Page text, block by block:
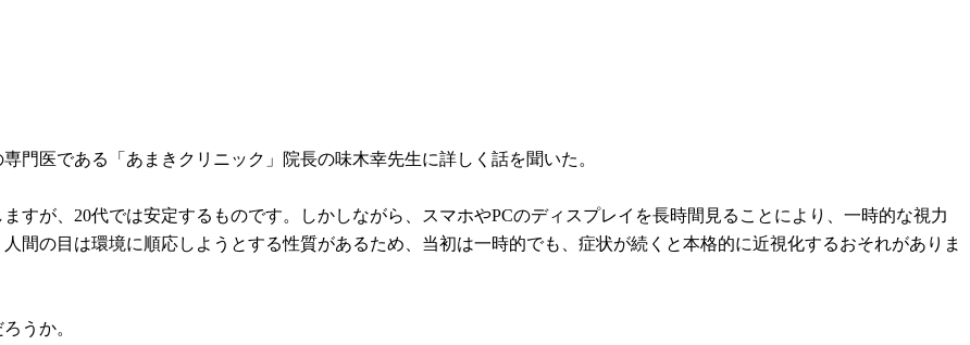
門医である「あまきクリニック」院長の味木幸先生に詳しく話を聞いた。
すが、20代では安定するものです。しかしながら、スマホやPCのディスプレイを長時間見ることにより、一時的な視力
間の目は環境に順応しようとする性質があるため、当初は一時的でも、症状が続くと本格的に近視化するおそれがありま
うか。